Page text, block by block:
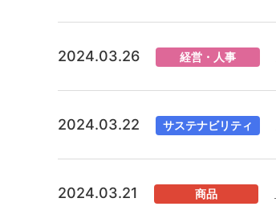
2024.03.26 経営・人事
2024.03.22 サステナビリティ
2024.03.21 商品